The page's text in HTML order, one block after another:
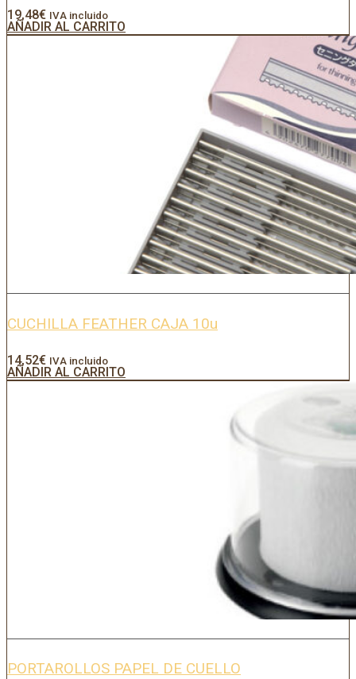
19,48€ IVA incluido
AÑADIR AL CARRITO
CUCHILLA FEATHER CAJA 10u
14,52€ IVA incluido
AÑADIR AL CARRITO
PORTAROLLOS PAPEL DE CUELLO